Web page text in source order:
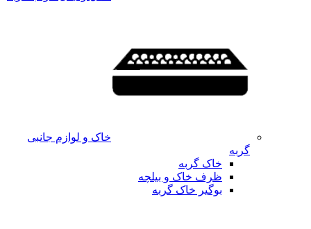
خاک و لوازم جانبی
گربه
خاک گربه
ظرف خاک و بیلچه
بوگیر خاک گربه